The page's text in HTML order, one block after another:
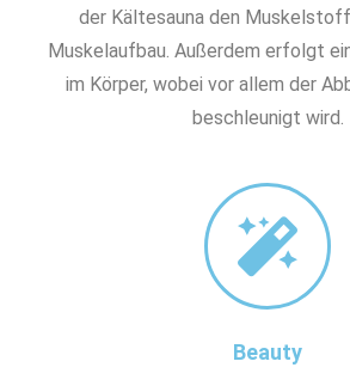
der Kältesauna den
Muskelaufbau. Außerdem erfolgt
im Körper, wobei vor allem der
beschleunigt wird.
Beauty